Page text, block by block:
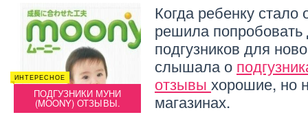
ИНТЕРЕСНОЕ
ПОДГУЗНИКИ МУНИ
(MOONY) ОТЗЫВЫ.
ОТЗЫВЫ О ШЕЗЛОНГЕ ДЛЯ
НОВОРОЖДЕННЫХ
Когда ребенку
решила попробовать
подгузников для
слышала о
отзывы хорошие, но
магазинах.